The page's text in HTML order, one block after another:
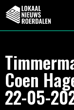
Coen
22-05-